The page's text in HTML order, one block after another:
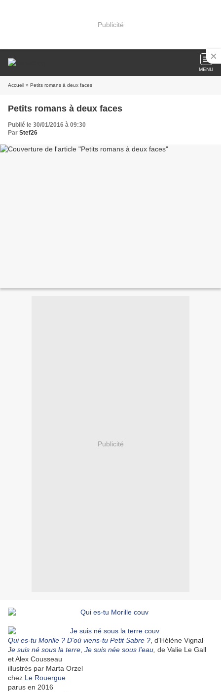
Publicité
MENU
Accueil » Petits romans à deux faces
Petits romans à deux faces
Publié le 30/01/2016 à 09:30
Par Stef26
Publicité
Qui es-tu Morille ? D'où viens-tu Petit Sabre ? , d'Hélène Vignal
Je suis né sous la terre Je suis née sous l'eau de Valie Le Gall
et Alex Cousseau
illustrés par Marta Orzel
chez Le Rouergue
parus en 2016